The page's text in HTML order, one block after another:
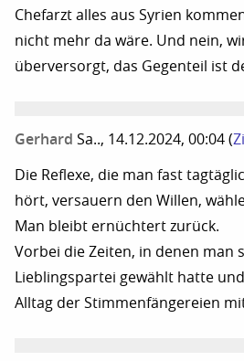
Chefarzt alles aus Syrien
nicht mehr da wäre. Und nein,
überversorgt, das Gegenteil ist
Gerhard Sa.., 14.12.2024, 00:04 (
Die Reflexe, die man fast
hört, versauern den Willen,
Man bleibt ernüchtert zurück.
Vorbei die Zeiten, in denen man
Lieblingspartei gewählt hatte
Alltag der Stimmenfängereien